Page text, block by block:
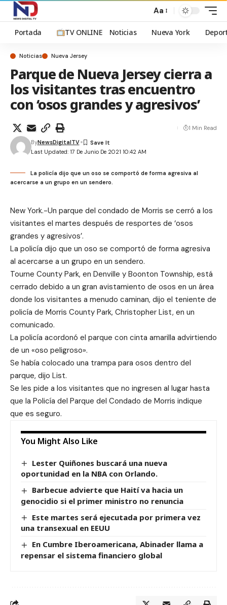
Aa
Portada TV ONLINE Noticias Nueva York
Noticias Nueva Jersey
Parque de Nueva Jersey cierra a
los visitantes tras encuentro
con ‘osos grandes y agresivos’
Last Updated: 17 De Junio De 2021 10:42 AM
ByNewsDigitalTV
1 Min Read
La policía dijo que un oso se comportó de forma agresiva al
acercarse a un grupo en un sendero.
New York.-Un parque del condado de Morris se cerró a los
visitantes el martes después de resportes de ‘osos
grandes y agresivos’.
La policía dijo que un oso se comportó de forma agresiva
al acercarse a un grupo en un sendero.
Tourne County Park, en Denville y Boonton Township, está
cerrado debido a un gran avistamiento de osos en un área
donde los visitantes a menudo caminan, dijo el teniente de
policía de Morris County Park, Christopher List, en un
comunicado.
La policía acordonó el parque con cinta amarilla advirtiendo
de un «oso peligroso».
Se había colocado una trampa para osos dentro del
parque, dijo List.
Se les pide a los visitantes que no ingresen al lugar hasta
que la Policía del Parque del Condado de Morris indique
que es seguro.
You Might Also Like
Lester Quiñones buscará una nueva
oportunidad en la NBA con Orlando.
Barbecue advierte que Haití va hacia un
genocidio si el primer ministro no renuncia
Este martes será ejecutada por primera vez
una transexual en EEUU
En Cumbre Iberoamericana, Abinader llama a
repensar el sistema financiero global